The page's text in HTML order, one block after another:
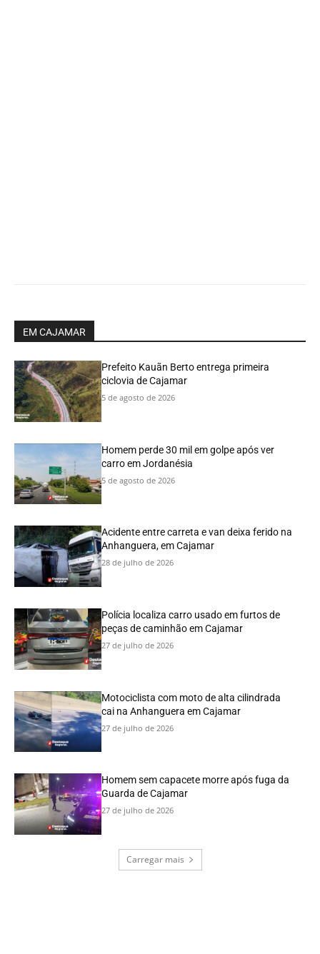
EM CAJAMAR
Prefeito Kauãn Berto entrega primeira
ciclovia de Cajamar
5 de agosto de 2026
Homem perde 30 mil em golpe após ver
carro em Jordanésia
5 de agosto de 2026
Acidente entre carreta e van deixa ferido na
Anhanguera, em Cajamar
28 de julho de 2026
Polícia localiza carro usado em furtos de
peças de caminhão em Cajamar
27 de julho de 2026
Motociclista com moto de alta cilindrada
cai na Anhanguera em Cajamar
27 de julho de 2026
Homem sem capacete morre após fuga da
Guarda de Cajamar
27 de julho de 2026
Carregar mais